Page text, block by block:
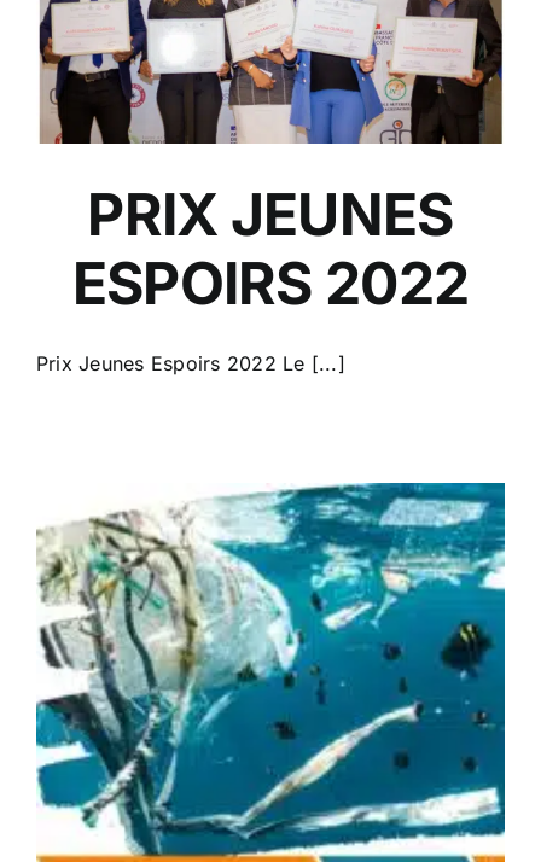
PRIX JEUNES
ESPOIRS 2022
Prix Jeunes Espoirs 2022 Le [...]